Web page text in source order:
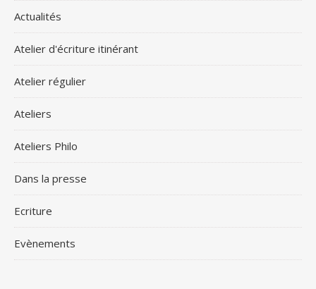
Actualités
Atelier d'écriture itinérant
Atelier régulier
Ateliers
Ateliers Philo
Dans la presse
Ecriture
Evènements